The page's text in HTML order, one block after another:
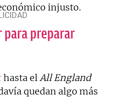
injusto.
para preparar
hasta elAll England
quedan algo más